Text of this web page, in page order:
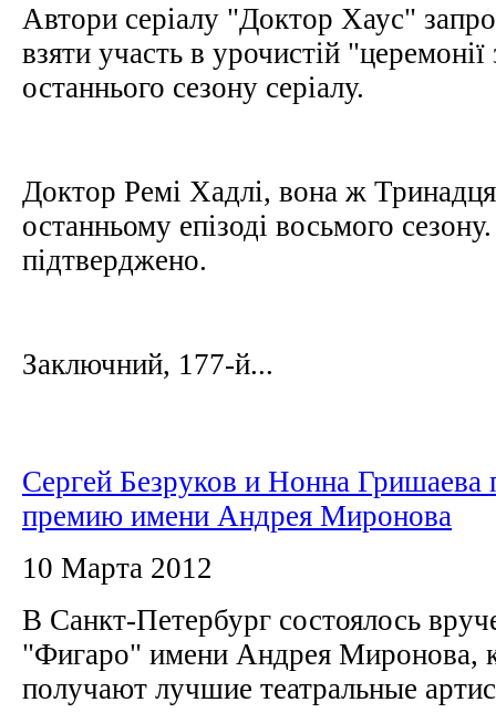
Автори серіалу "Доктор Хаус"
взяти участь в урочистій "церемонії
останнього сезону серіалу.
Доктор Ремі Хадлі, вона ж
останньому епізоді восьмого
підтверджено.
Заключний, 177-й...
Сергей Безруков и Нонна Гришаева
премию имени Андрея Миронова
10 Марта 2012
В Санкт-Петербург состоялось
"Фигаро" имени Андрея Миронова,
получают лучшие театральные